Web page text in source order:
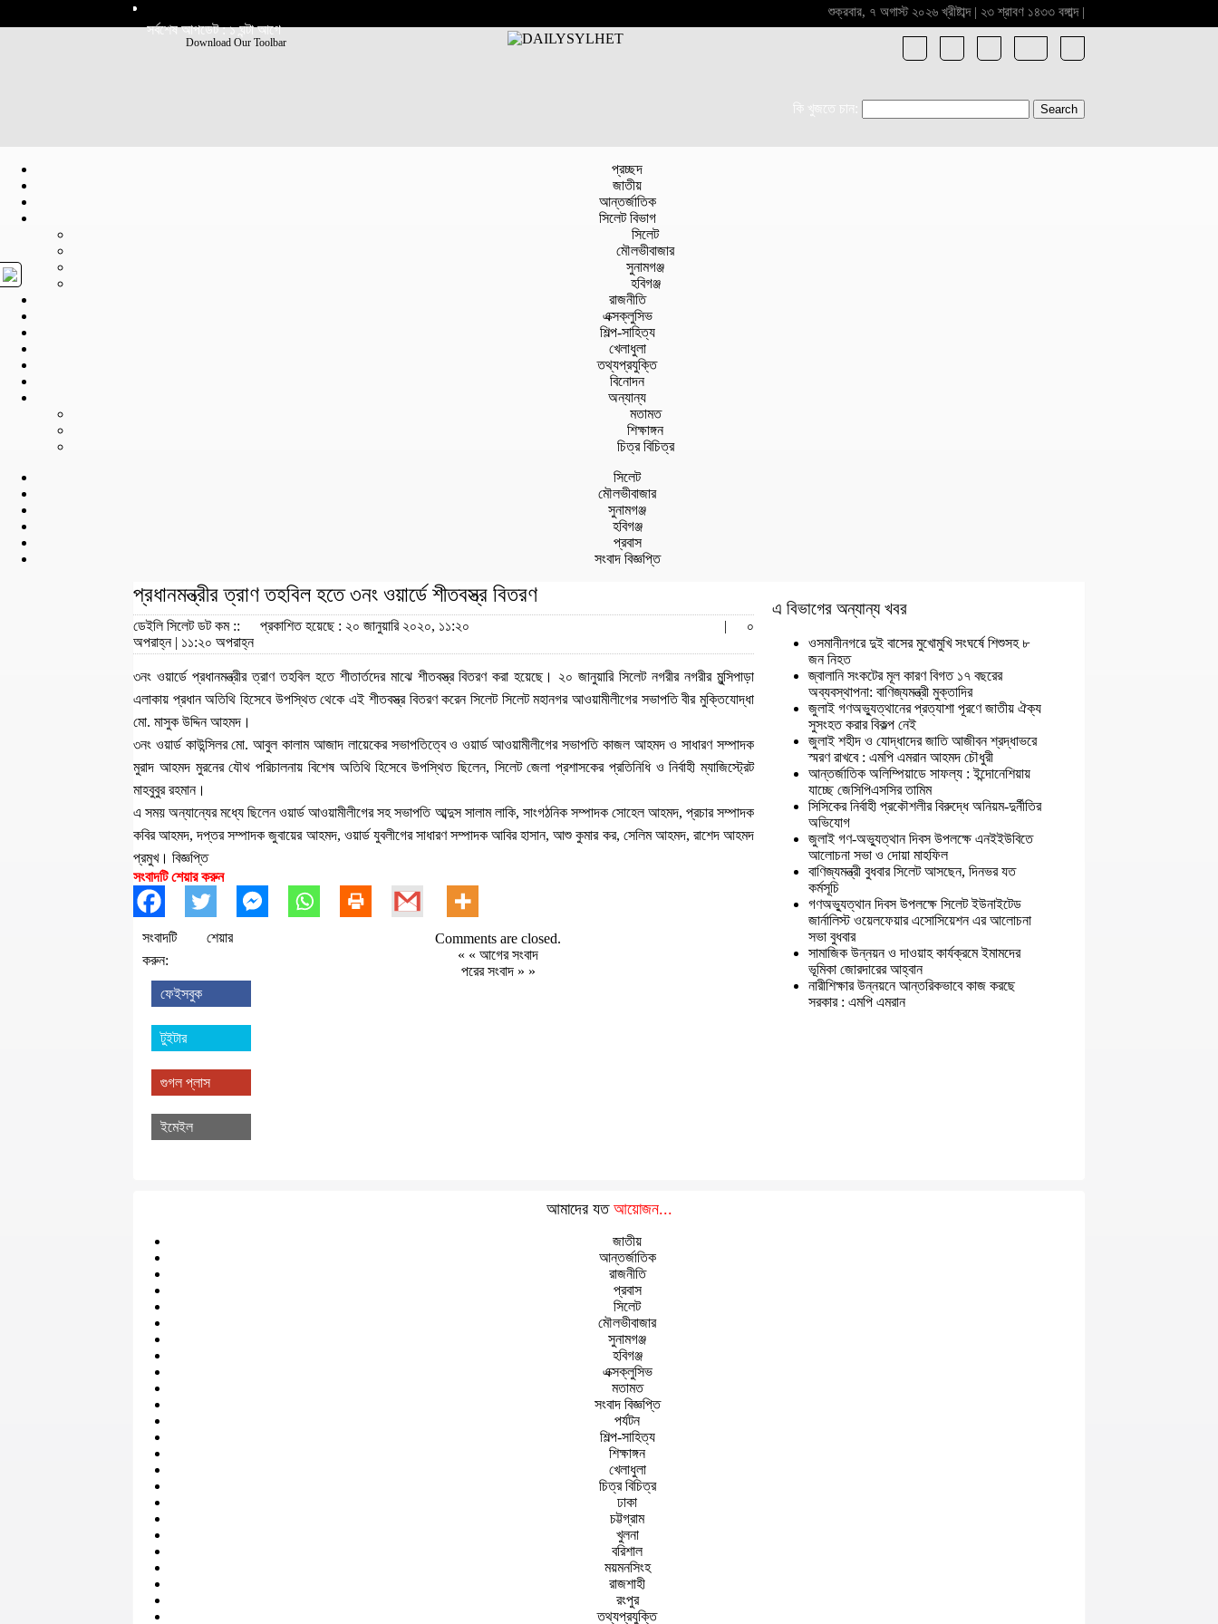
সর্বশেষ আপডেট : ১ ঘন্টা আগে
শুক্রবার, ৭ অগাস্ট ২০২৬ খ্রীষ্টাব্দ | ২৩ শ্রাবণ ১৪৩৩ বঙ্গাব্দ |
Download Our Toolbar
কি খুজতে চান:
প্রচ্ছদ
জাতীয়
আন্তর্জাতিক
সিলেট বিভাগ
সিলেট
মৌলভীবাজার
সুনামগঞ্জ
হবিগঞ্জ
রাজনীতি
এক্সক্লুসিভ
শিল্প-সাহিত্য
খেলাধুলা
তথ্যপ্রযুক্তি
বিনোদন
অন্যান্য
মতামত
শিক্ষাঙ্গন
চিত্র বিচিত্র
সিলেট
মৌলভীবাজার
সুনামগঞ্জ
হবিগঞ্জ
প্রবাস
সংবাদ বিজ্ঞপ্তি
প্রধানমন্ত্রীর ত্রাণ তহবিল হতে ৩নং ওয়ার্ডে শীতবস্ত্র বিতরণ
ডেইলি সিলেট ডট কম ::
প্রকাশিত হয়েছে : ২০ জানুয়ারি ২০২০, ১১:২০
অপরাহ্ন | ১১:২০ অপরাহ্ন
| ০
৩নং ওয়ার্ডে প্রধানমন্ত্রীর ত্রাণ তহবিল হতে শীতার্তদের মাঝে শীতবস্ত্র বিতরণ করা হয়েছে। ২০ জানুয়ারি সিলেট নগরীর নগরীর মুন্সিপাড়া
এলাকায় প্রধান অতিথি হিসেবে উপস্থিত থেকে এই শীতবস্ত্র বিতরণ করেন সিলেট সিলেট মহানগর আওয়ামীলীগের সভাপতি বীর মুক্তিযোদ্ধা
মো. মাসুক উদ্দিন আহমদ।
৩নং ওয়ার্ড কাউন্সিলর মো. আবুল কালাম আজাদ লায়েকের সভাপতিত্বে ও ওয়ার্ড আওয়ামীলীগের সভাপতি কাজল আহমদ ও সাধারণ সম্পাদক
মুরাদ আহমদ মুরনের যৌথ পরিচালনায় বিশেষ অতিথি হিসেবে উপস্থিত ছিলেন, সিলেট জেলা প্রশাসকের প্রতিনিধি ও নির্বাহী ম্যাজিস্ট্রেট
মাহবুবুর রহমান।
এ সময় অন্যান্যের মধ্যে ছিলেন ওয়ার্ড আওয়ামীলীগের সহ সভাপতি আব্দুস সালাম লাকি, সাংগঠনিক সম্পাদক সোহেল আহমদ, প্রচার সম্পাদক
কবির আহমদ, দপ্তর সম্পাদক জুবায়ের আহমদ, ওয়ার্ড যুবলীগের সাধারণ সম্পাদক আবির হাসান, আশু কুমার কর, সেলিম আহমদ, রাশেদ আহমদ
প্রমুখ। বিজ্ঞপ্তি
সংবাদটি শেয়ার করুন
সংবাদটি শেয়ার
করুন:
ফেইসবুক
টুইটার
গুগল প্লাস
ইমেইল
Comments are closed.
« « আগের সংবাদ
পরের সংবাদ » »
এ বিভাগের অন্যান্য খবর
ওসমানীনগরে দুই বাসের মুখোমুখি সংঘর্ষে শিশুসহ ৮
জন নিহত
জ্বালানি সংকটের মূল কারণ বিগত ১৭ বছরের
অব্যবস্থাপনা: বাণিজ্যমন্ত্রী মুক্তাদির
জুলাই গণঅভ্যুত্থানের প্রত্যাশা পূরণে জাতীয় ঐক্য
সুসংহত করার বিকল্প নেই
জুলাই শহীদ ও যোদ্ধাদের জাতি আজীবন শ্রদ্ধাভরে
স্মরণ রাখবে : এমপি এমরান আহমদ চৌধুরী
আন্তর্জাতিক অলিম্পিয়াডে সাফল্য : ইন্দোনেশিয়ায়
যাচ্ছে জেসিপিএসসির তামিম
সিসিকের নির্বাহী প্রকৌশলীর বিরুদ্ধে অনিয়ম-দুর্নীতির
অভিযোগ
জুলাই গণ-অভ্যুত্থান দিবস উপলক্ষে এনইইউবিতে
আলোচনা সভা ও দোয়া মাহফিল
বাণিজ্যমন্ত্রী বুধবার সিলেট আসছেন, দিনভর যত
কর্মসূচি
গণঅভ্যুত্থান দিবস উপলক্ষে সিলেট ইউনাইটেড
জার্নালিস্ট ওয়েলফেয়ার এসোসিয়েশন এর আলোচনা
সভা বুধবার
সামাজিক উন্নয়ন ও দাওয়াহ কার্যক্রমে ইমামদের
ভূমিকা জোরদারের আহ্বান
নারীশিক্ষার উন্নয়নে আন্তরিকভাবে কাজ করছে
সরকার : এমপি এমরান
আমাদের যত আয়োজন...
জাতীয়
আন্তর্জাতিক
রাজনীতি
প্রবাস
সিলেট
মৌলভীবাজার
সুনামগঞ্জ
হবিগঞ্জ
এক্সক্লুসিভ
মতামত
সংবাদ বিজ্ঞপ্তি
পর্যটন
শিল্প-সাহিত্য
শিক্ষাঙ্গন
খেলাধুলা
চিত্র বিচিত্র
ঢাকা
চট্টগ্রাম
খুলনা
বরিশাল
ময়মনসিংহ
রাজশাহী
রংপুর
তথ্যপ্রযুক্তি